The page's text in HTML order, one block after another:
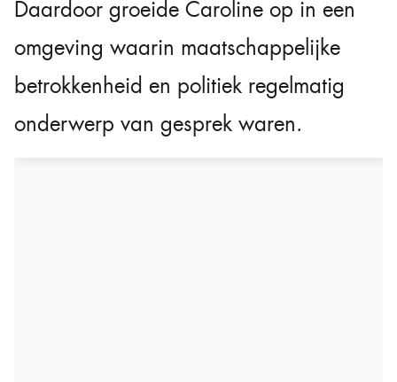
Daardoor groeide Caroline op in een
omgeving waarin maatschappelijke
betrokkenheid en politiek regelmatig
onderwerp van gesprek waren.